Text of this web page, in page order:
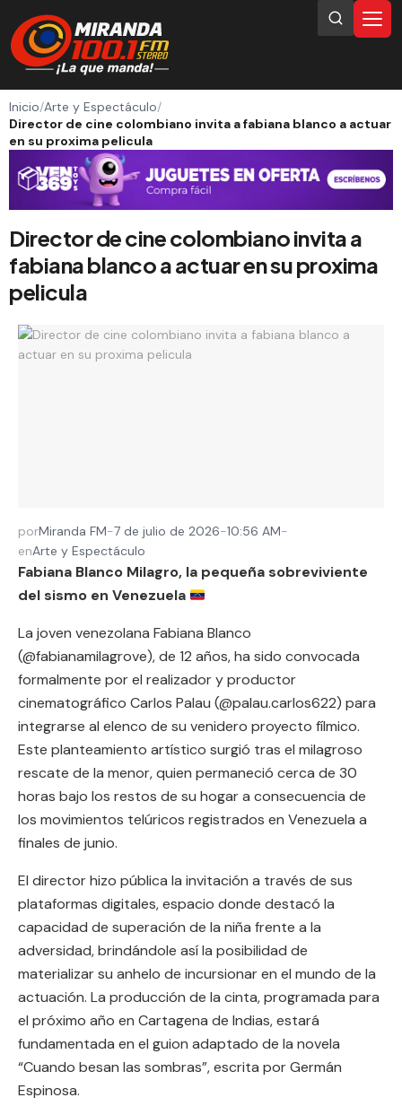
Inicio/Arte y Espectáculo/
Director de cine colombiano invita a fabiana blanco a actuar
en su proxima pelicula
Director de cine colombiano invita a
fabiana blanco a actuar en su proxima
pelicula
porMiranda FM-7 de julio de 2026-10:56 AM-
enArte y Espectáculo
Fabiana Blanco Milagro, la pequeña sobreviviente
del sismo en Venezuela
La joven venezolana Fabiana Blanco
(@fabianamilagrove), de 12 años, ha sido convocada
formalmente por el realizador y productor
cinematográfico Carlos Palau (@palau.carlos622) para
integrarse al elenco de su venidero proyecto fílmico.
Este planteamiento artístico surgió tras el milagroso
rescate de la menor, quien permaneció cerca de 30
horas bajo los restos de su hogar a consecuencia de
los movimientos telúricos registrados en Venezuela a
finales de junio.
El director hizo pública la invitación a través de sus
plataformas digitales, espacio donde destacó la
capacidad de superación de la niña frente a la
adversidad, brindándole así la posibilidad de
materializar su anhelo de incursionar en el mundo de la
actuación. La producción de la cinta, programada para
el próximo año en Cartagena de Indias, estará
fundamentada en el guion adaptado de la novela
“Cuando besan las sombras”, escrita por Germán
Espinosa.